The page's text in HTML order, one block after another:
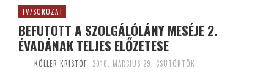
TV/SOROZAT
BEFUTOTT A SZOLGÁLÓLÁNY MESÉJE 2.
ÉVADÁNAK TELJES ELŐZETESE
KÖLLER KRISTÓF 2018. MÁRCIUS 29. CSÜTÖRTÖK